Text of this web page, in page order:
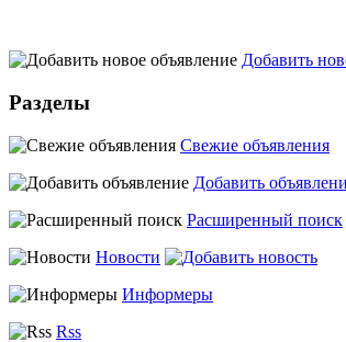
Добавить
Разделы
Свежие объявления
Добавить
Расширенный поиск
Новости
Информеры
Rss